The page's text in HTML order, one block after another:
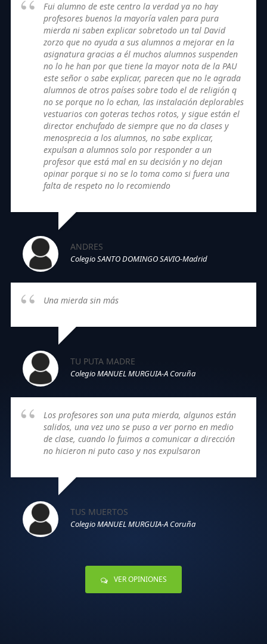
Fui alumno de este centro la verdad ya no hay
profesores buenos la mayoría valen para pura
mierda ni saben explicar sobretodo un tal David
zorzo que no ayuda a sus alumnos a mejorar en la
asignatura gracias a él muchos alumnos suspenden
no lo he han por que tiene la mayor nota de la PAU
este señor o sabe explicar, parecen que no le agrada
alumnos de otros países sobre todo el de religión q
no se porque no lo echan, las instalación deplorables
vestuarios con goteras techos rotos, y sigue están el
director enchufado de siempre que no da clases y
menosprecia a los alumnos, no sabe explicar,
expulsan a alumnos solo por responder a un
profesor que está mal en su decisión y no dejan
opinar porque si no se lo toma como si fuera una
falta de respeto no lo recomiendo
ANDRES
Colegio SANTO DOMINGO SAVIO-Madrid
Una mierda sin más
TU PUTA MADRE
Colegio MANUEL MURGUIA-A Coruña
Los profesores son una puta mierda, algunos están
salidos, una vez uno se puso a ver porno en medio
de clase, cuando lo fuimos a comunicar a dirección
no hicieron ni puto caso y nos expulsaron
TUS MUERTOS
Colegio MANUEL MURGUIA-A Coruña
VER OPINIONES